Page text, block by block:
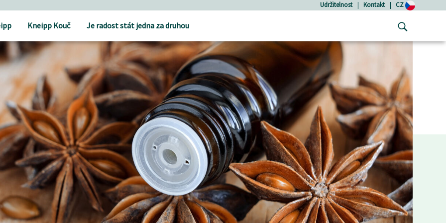
Udržitelnost | Kontakt | CZ
Kneipp Kouč Je radost stát jedna za druhou